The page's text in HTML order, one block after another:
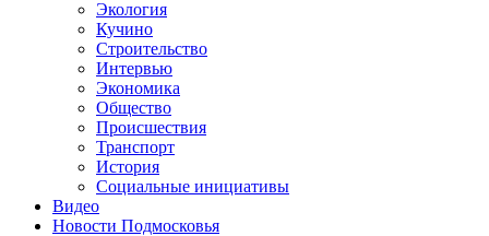
Экология
Кучино
Строительство
Интервью
Экономика
Общество
Происшествия
Транспорт
История
Социальные инициативы
Видео
Новости Подмосковья